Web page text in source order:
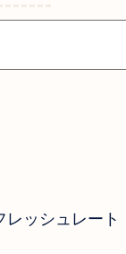
ッシュレート